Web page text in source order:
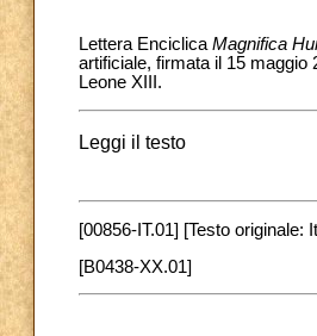
Lettera Enciclica Magnifica
artificiale, firmata il 15 maggio
Leone XIII.
Leggi il testo
[00856-IT.01] [Testo originale:
[B0438-XX.01]